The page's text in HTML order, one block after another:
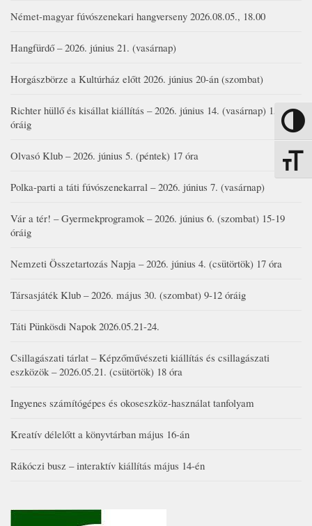
Nagy
Német-magyar fúvószenekari hangverseny 2026.08.05., 18.00
Hangfürdő – 2026. június 21. (vasárnap)
Horgászbörze a Kultúrház előtt 2026. június 20-án (szombat)
Richter hüllő és kisállat kiállítás – 2026. június 14. (vasárnap) 15-17
óráig
Olvasó Klub – 2026. június 5. (péntek) 17 óra
Polka-parti a táti fúvószenekarral – 2026. június 7. (vasárnap)
Vár a tér! – Gyermekprogramok – 2026. június 6. (szombat) 15-19
óráig
Nemzeti Összetartozás Napja – 2026. június 4. (csütörtök) 17 óra
Társasjáték Klub – 2026. május 30. (szombat) 9-12 óráig
Táti Pünkösdi Napok 2026.05.21-24.
Csillagászati tárlat – Képzőművészeti kiállítás és csillagászati
eszközök – 2026.05.21. (csütörtök) 18 óra
Ingyenes számítógépes és okoseszköz-használat tanfolyam
Kreatív délelőtt a könyvtárban május 16-án
Rákóczi busz – interaktív kiállítás május 14-én